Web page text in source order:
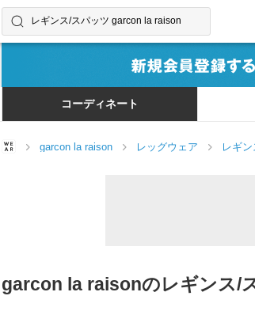
コーディネートやユーザーを探す
検索する
コーディネート
garcon la raison レッグウェア レギ
garcon la raisonのレギンス/